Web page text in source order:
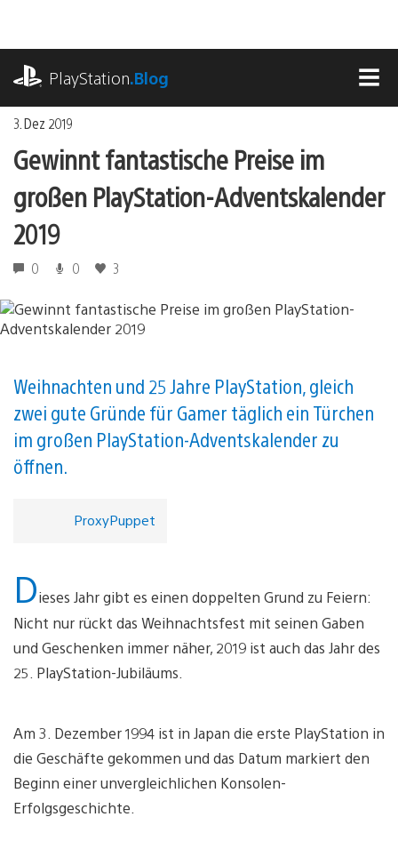
springen
PlayStation.Blog
3. Dez 2019
Gewinnt fantastische Preise im
großen PlayStation-Adventskalender
2019
0 0 3
Weihnachten und 25 Jahre PlayStation, gleich
zwei gute Gründe für Gamer täglich ein Türchen
im großen PlayStation-Adventskalender zu
öffnen.
ProxyPuppet
Dieses Jahr gibt es einen doppelten Grund zu Feiern:
Nicht nur rückt das Weihnachtsfest mit seinen Gaben
und Geschenken immer näher, 2019 ist auch das Jahr des
25. PlayStation-Jubiläums.
Am 3. Dezember 1994 ist in Japan die erste PlayStation in
die Geschäfte gekommen und das Datum markiert den
Beginn einer unvergleichlichen Konsolen-
Erfolgsgeschichte.